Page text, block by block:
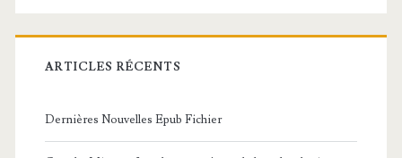
ARTICLES RÉCENTS
Dernières Nouvelles Epub Fichier